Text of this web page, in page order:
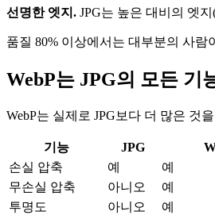
선명한 엣지. JPG는 높은 대비의 엣
품질 80% 이상에서는 대부분의 사람
WebP는 JPG의 모든 기
WebP는 실제로 JPG보다 더 많은 것
기능 JPG
손실 압축
예
예
무손실 압축
아니오
예
투명도
아니오
예